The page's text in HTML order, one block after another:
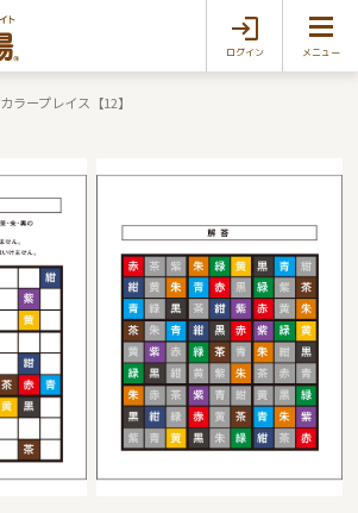
ログイン メニュー
カラープレイス【12】